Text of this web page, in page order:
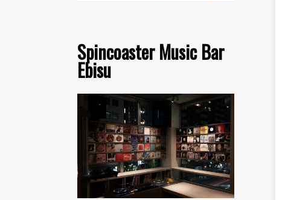
Spincoaster Music Bar
Ebisu